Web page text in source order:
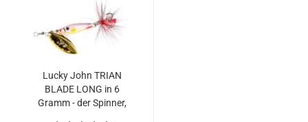
Lucky John TRIAN
BLADE LONG in 6
Gramm - der Spinner,